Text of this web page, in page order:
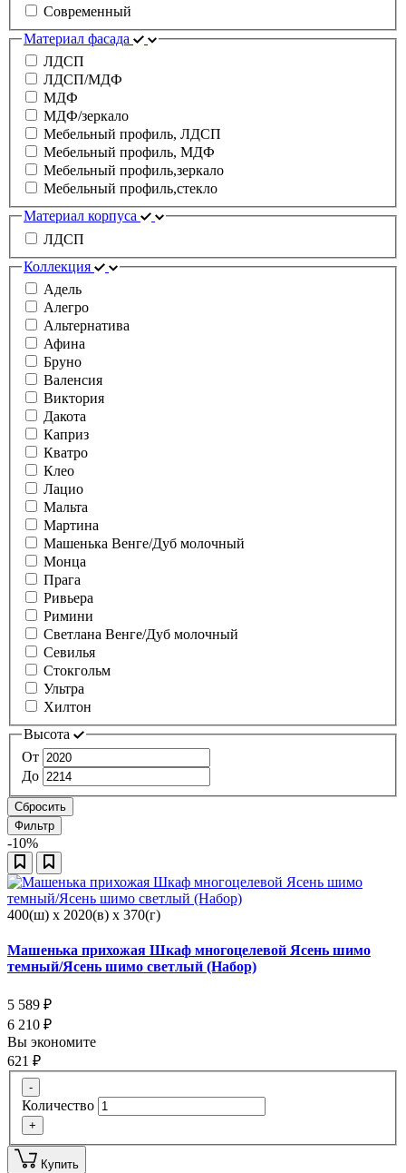
Современный
Материал фасада
ЛДСП
ЛДСП/МДФ
МДФ
МДФ/зеркало
Мебельный профиль, ЛДСП
Мебельный профиль, МДФ
Мебельный профиль,зеркало
Мебельный профиль,стекло
Материал корпуса
ЛДСП
Коллекция
Адель
Алегро
Альтернатива
Афина
Бруно
Валенсия
Виктория
Дакота
Каприз
Кватро
Клео
Лацио
Мальта
Мартина
Машенька Венге/Дуб молочный
Монца
Прага
Ривьера
Римини
Светлана Венге/Дуб молочный
Севилья
Стокгольм
Ультра
Хилтон
Высота
От
До
Сбросить
Фильтр
-10%
400(ш) x 2020(в) x 370(г)
Машенька прихожая Шкаф многоцелевой Ясень шимо
темный/Ясень шимо светлый (Набор)
5 589 ₽
6 210 ₽
Вы экономите
621 ₽
-
Количество
+
Купить